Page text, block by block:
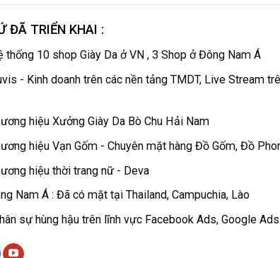
ĐÃ TRIỂN KHAI :
thống 10 shop Giày Da ở VN , 3 Shop ở Đông Nam Á
- Kinh doanh trên các nền tảng TMDT, Live Stream
hiệu Xưởng Giày Da Bò Chu Hải Nam
hiệu Vạn Gốm - Chuyên mặt hàng Đồ Gốm, Đồ
hiệu thời trang nữ - Deva
Nam Á : Đã có mặt tại Thailand, Campuchia, Lào
sự hùng hậu trên lĩnh vực Facebook Ads, Google Ads